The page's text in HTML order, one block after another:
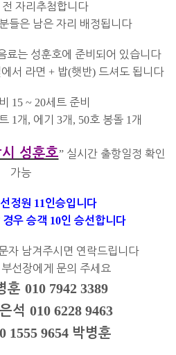
자리추첨합니다
들은 남은 자리 배정됩니다
료는 성훈호에 준비되어 있습니다
서 라면 + 밥(햇반) 드셔도 됩니다
15 ~ 20세트 준비
1 개 , 에기 3개 , 50호 봉돌 1 개
성훈호” 실시간 출항일정 확인
가능
정원 11 인승입니다
경우 승객 10인 승선합니다
자 남겨주시면 연락드립니다
선장에게 문의 주세요
훈 010 7942 3389
석 010 6228 9463
1555 9654 박병훈